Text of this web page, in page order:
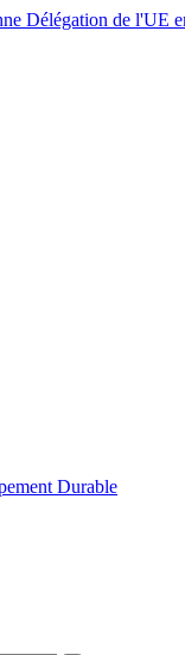
Délégation de l'UE
Durable